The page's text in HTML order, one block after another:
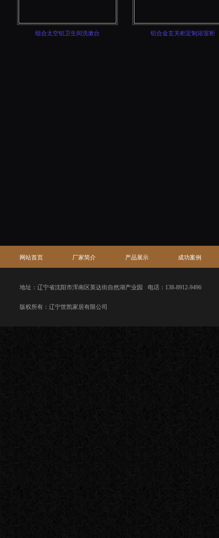
组合太空铝卫生间洗漱台 铝合金玄关柜定制浴室柜
网站首页 厂家简介 产品展示 成功案例
地址：辽宁省沈阳市浑南区英达街自然湖产业园 电话：138-8912-9496
版权所有：辽宁世凯家居有限公司